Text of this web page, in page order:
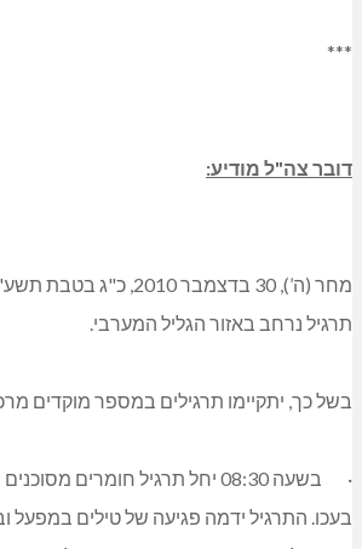
***
דובר צה"ל מודיע:
מחר (ה’), 30 בדצמבר
תרגיל נרחב באזור הגליל המערבי.
בשל כך, יתקיימו תרגילים במספר מוקדים
·
בשעה 08:30 יחל תרגיל חומרים
בעכו. התרגיל ידמה פגיעה של טילים במפעל